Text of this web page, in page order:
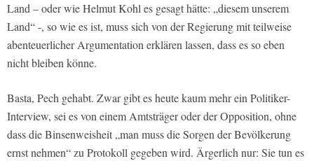
Land – oder wie Helmut Kohl es gesagt hätte: „diesem unserem
Land“ -, so wie es ist, muss sich von der Regierung mit teilweise
abenteuerlicher Argumentation erklären lassen, dass es so eben
nicht bleiben könne.
Basta, Pech gehabt. Zwar gibt es heute kaum mehr ein Politiker-
Interview, sei es von einem Amtsträger oder der Opposition, ohne
dass die Binsenweisheit „man muss die Sorgen der Bevölkerung
ernst nehmen“ zu Protokoll gegeben wird. Ärgerlich nur: Sie tun es